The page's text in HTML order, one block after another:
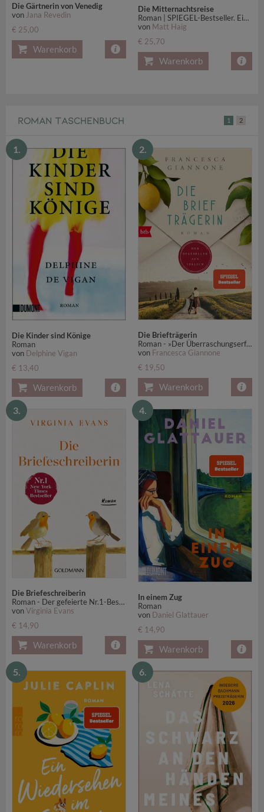
Die Gärtnerin von Venedig
von Jana Revedin
€ 25,00
Warenkorb
Die Mitternachtsreise
Roman | SPIEGEL-Bestseller. Eine inspirierende Geschichte aus der Welt der Mitternachtsbibliothek
von Matt Haig
€ 25,70
Warenkorb
ROMAN TASCHENBUCH 1 2
1.
Die Kinder sind Könige
Roman
von Delphine Vigan
€ 13,40
Warenkorb
2.
Die Briefträgerin
Roman - »Der Überraschungserfolg des Jahres.« Vanity Fair - SPIEGEL-Bestseller
von Francesca Giannone
€ 19,50
Warenkorb
3.
Die Briefeschreiberin
Roman - Der gefeierte Nr.1-Bestseller der New York Times jetzt erstmals im Taschenbuch - ausgezeichnet mit dem "Women's Prize for Fiction"
vonVirginia Evans
€ 14,90
Warenkorb
4.
In einem Zug
Roman
von Daniel Glattauer
€ 14,90
Warenkorb
5. 6.